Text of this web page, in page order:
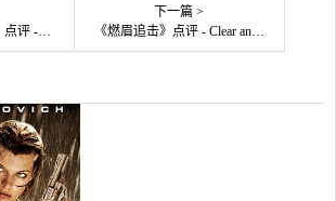
网友评价
下一篇 >
《燃眉追击》点评 - Clear and Present Danger网友评价